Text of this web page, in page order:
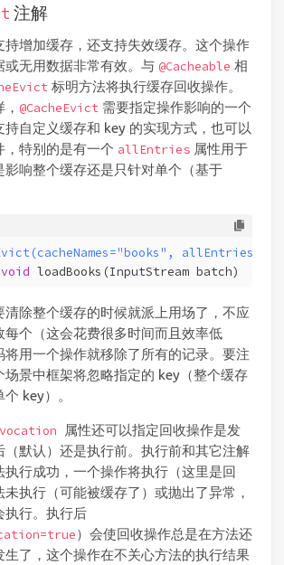
注解
持增加缓存，还支持失效缓存。这个操作
或无用数据非常有效。与 @Cacheable 相
标明方法将执行缓存回收操作。
@CacheEvict 需要指定操作影响的一个
持自定义缓存和 key 的实现方式，也可以
，特别的是有一个 allEntries 属性用于
影响整个缓存还是只针对单个（基于
void loadBooks (InputStream batch)
清除整个缓存的时候就派上用场了，不应
每个（这会花费很多时间而且效率低
将用一个操作就移除了所有的记录。要注
场景中框架将忽略指定的 key（整个缓存
key）。
属性还可以指定回收操作是发
（默认）还是执行前。执行前和其它注解
执行成功，一个操作将执行（这里是回
执行（可能被缓存了）或抛出了异常，
执行。执行后
）会使回收操作总是在方法还
生了，这个操作在不关心方法的执行结果